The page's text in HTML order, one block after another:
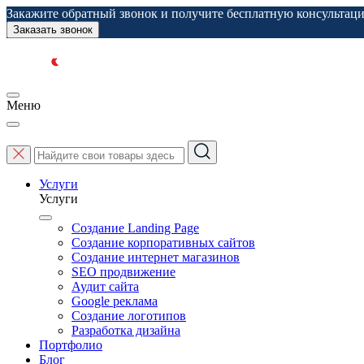
Закажите обратный звонок и получите бесплатную
Заказать звонок
Меню
Услуги
Услуги
Создание Landing Page
Создание корпоративных сайтов
Создание интернет магазинов
SEO продвижение
Аудит сайта
Google реклама
Создание логотипов
Разработка дизайна
Портфолио
Блог